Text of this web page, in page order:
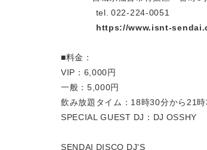
tel. 022-224-0051
https://www.isnt-
■料金：
VIP：6,000円
一般：5,000円
飲み放題タイム：18時30分から21
SPECIAL GUEST DJ：DJ OSSHY
SENDAI DISCO DJ'S